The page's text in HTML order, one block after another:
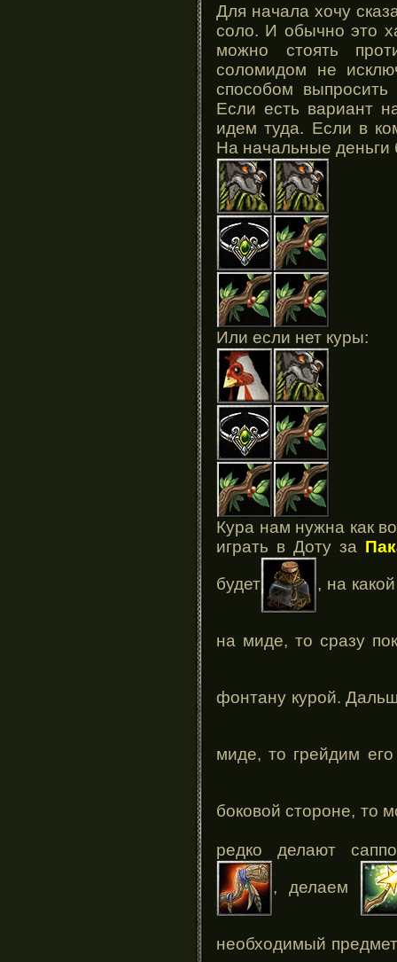
Для начала хочу
соло. И обычно это
можно стоять
соломидом не
способом
Если есть вариант
идем туда. Если в
На начальные деньги
Или если нет куры:
Кура нам нужна как
играть в Доту за
будет , на
на миде, то сразу
фонтану курой.
миде, то грейдим
боковой стороне, то
редко делают
, делаем
необходимый